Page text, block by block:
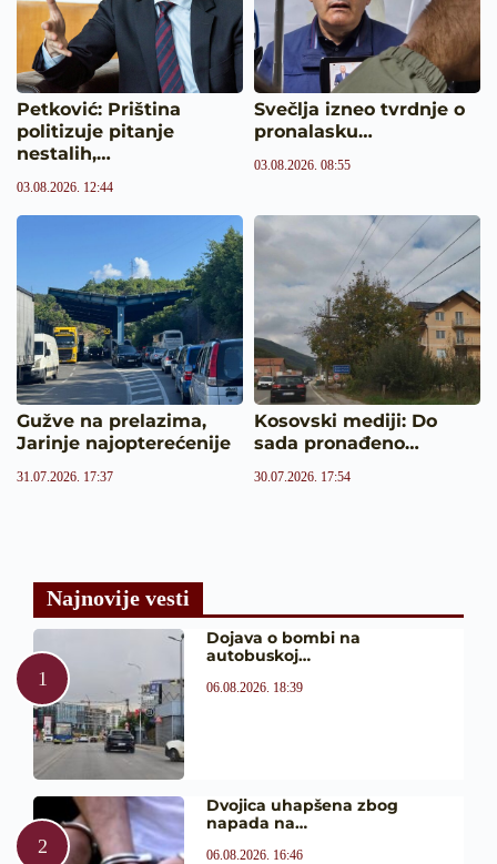
Petković: Priština
politizuje pitanje
nestalih,…
03.08.2026. 12:44
Svečlja izneo tvrdnje o
pronalasku…
03.08.2026. 08:55
Gužve na prelazima,
Jarinje najopterećenije
31.07.2026. 17:37
Kosovski mediji: Do
sada pronađeno…
30.07.2026. 17:54
Najnovije vesti
Dojava o bombi na
autobuskoj…
06.08.2026. 18:39
Dvojica uhapšena zbog
napada na…
06.08.2026. 16:46